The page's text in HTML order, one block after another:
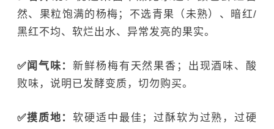
然、果粒饱满的杨梅；不选青果（未熟）、暗红/
黑红不均、软烂出水、异常发亮的果实。
✅闻气味：新鲜杨梅有天然果香；出现酒味、酸
败味，说明已发酵变质，切勿购买。
✅摸质地：软硬适中最佳；过酥软为过熟，过硬